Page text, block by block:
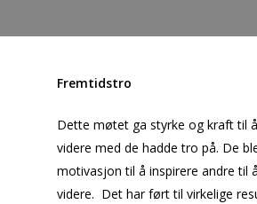
Fremtidstro
Dette møtet ga styrke og kraft til
videre med de hadde tro på. De
motivasjon til å inspirere andre til
videre. Det har ført til virkelige